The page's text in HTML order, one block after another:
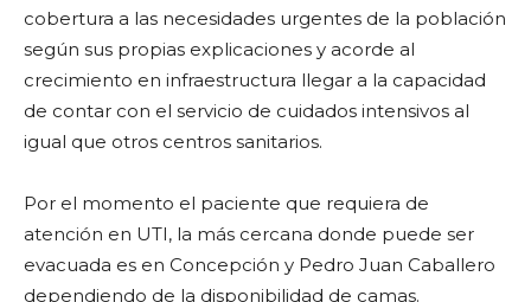
cobertura a las necesidades urgentes de la población
según sus propias explicaciones y acorde al
crecimiento en infraestructura llegar a la capacidad
de contar con el servicio de cuidados intensivos al
igual que otros centros sanitarios.
Por el momento el paciente que requiera de
atención en UTI, la más cercana donde puede ser
evacuada es en Concepción y Pedro Juan Caballero
dependiendo de la disponibilidad de camas.